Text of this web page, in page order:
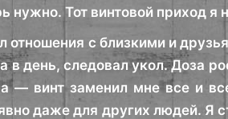
нужно. Тот винтовой приход я
отношения с близкими и
в день, следовал укол. Доза
— винт заменил мне все и
даже для других людей. Я